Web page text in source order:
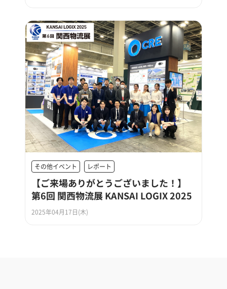
その他イベント レポート
【ご来場ありがとうございました！】
第6回 関西物流展 KANSAI LOGIX 2025
2025年04月17日(木)